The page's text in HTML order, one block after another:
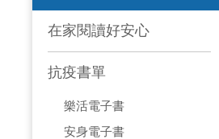
在家閱讀好安心
抗疫書單
樂活電子書
安身電子書